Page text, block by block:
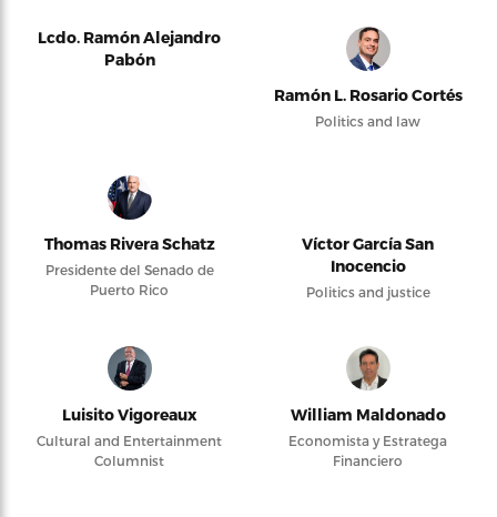
Lcdo. Ramón Alejandro
Pabón
Ramón L. Rosario Cortés
Politics and law
Thomas Rivera Schatz
Presidente del Senado de
Puerto Rico
Víctor García San
Inocencio
Politics and justice
Luisito Vigoreaux
Cultural and Entertainment
Columnist
William Maldonado
Economista y Estratega
Financiero